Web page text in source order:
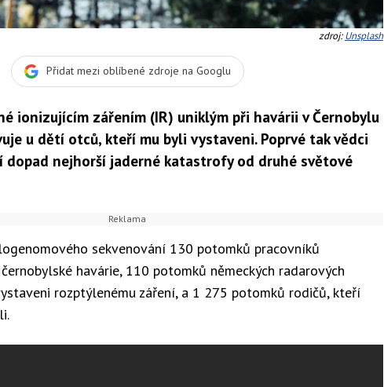
zdroj:Unsplash
Přidat mezi oblíbené zdroje na Googlu
ionizujícím zářením (IR) uniklým při havárii v Černobylu
u dětí otců, kteří mu byli vystaveni. Poprvé tak vědci
dopad nejhorší jaderné katastrofy od druhé světové
sekvenování 130 potomků pracovníků
havárie, 110 potomků německých radarových
rozptýlenému záření, a 1 275 potomků rodičů, kteří